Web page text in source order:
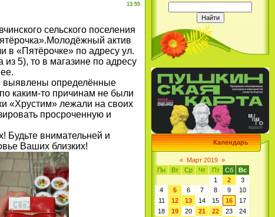
13:55
сельского поселения
актив
в «Пятёрочке» по адресу ул.
5), то в магазине по адресу
выявлены определённые
каким-то причинам не были
«Хрустим» лежали на своих
просроченную и
Будьте внимательней и
Ваших близких!
Календарь
« Март 2019 »
Пн
Вт Ср Чт Пт Сб
Вс
1
2
3
4
5 6 7 8 9
10
11
12 13 14 15 16
17
18
19 20 21 22 23
24